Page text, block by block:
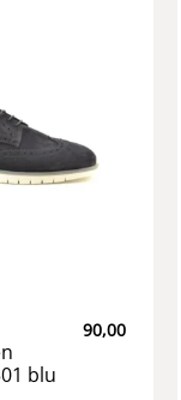
blu
90,00